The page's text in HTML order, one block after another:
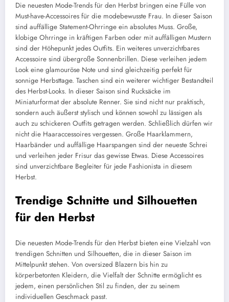
Die neuesten Mode-Trends für den Herbst bringen eine Fülle von
Must-have-Accessoires für die modebewusste Frau. In dieser Saison
sind auffällige Statement-Ohrringe ein absolutes Muss. Große,
klobige Ohrringe in kräftigen Farben oder mit auffälligen Mustern
sind der Höhepunkt jedes Outfits. Ein weiteres unverzichtbares
Accessoire sind übergroße Sonnenbrillen. Diese verleihen jedem
Look eine glamouröse Note und sind gleichzeitig perfekt für
sonnige Herbsttage. Taschen sind ein weiterer wichtiger Bestandteil
des Herbst-Looks. In dieser Saison sind Rucksäcke im
Miniaturformat der absolute Renner. Sie sind nicht nur praktisch,
sondern auch äußerst stylisch und können sowohl zu lässigen als
auch zu schickeren Outfits getragen werden. Schließlich dürfen wir
nicht die Haaraccessoires vergessen. Große Haarklammern,
Haarbänder und auffällige Haarspangen sind der neueste Schrei
und verleihen jeder Frisur das gewisse Etwas. Diese Accessoires
sind unverzichtbare Begleiter für jede Fashionista in diesem
Herbst.
Trendige Schnitte und Silhouetten
für den Herbst
Die neuesten Mode-Trends für den Herbst bieten eine Vielzahl von
trendigen Schnitten und Silhouetten, die in dieser Saison im
Mittelpunkt stehen. Von oversized Blazern bis hin zu
körperbetonten Kleidern, die Vielfalt der Schnitte ermöglicht es
jedem, einen persönlichen Stil zu finden, der zu seinem
individuellen Geschmack passt.